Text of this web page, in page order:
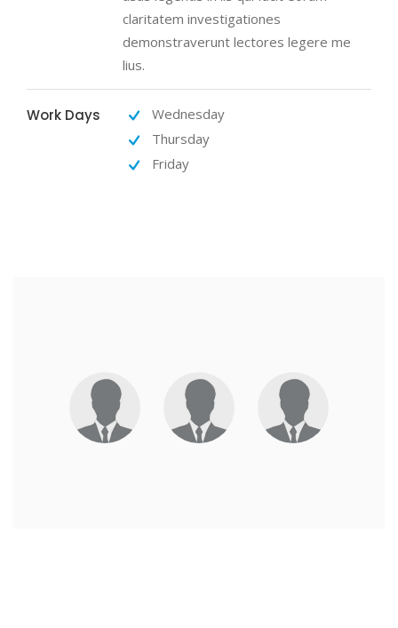
claritatem investigationes
demonstraverunt lectores legere me
lius.
Work Days
Wednesday
Thursday
Friday